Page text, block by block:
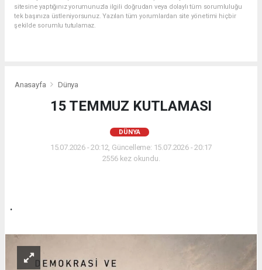
sitesine yaptığınız yorumunuzla ilgili doğrudan veya dolaylı tüm sorumluluğu
tek başınıza üstleniyorsunuz. Yazılan tüm yorumlardan site yönetimi hiçbir
şekilde sorumlu tutulamaz.
Anasayfa Dünya
15 TEMMUZ KUTLAMASI
DÜNYA
15.07.2026 - 20:12, Güncelleme: 15.07.2026 - 20:17
2556 kez okundu.
.